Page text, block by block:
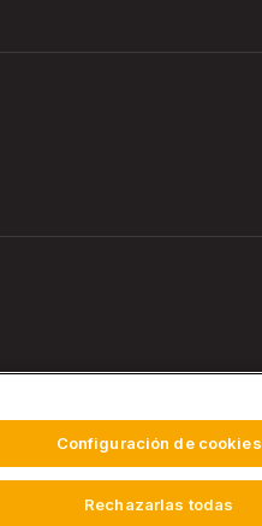
Configuración de cookies
Rechazarlas todas